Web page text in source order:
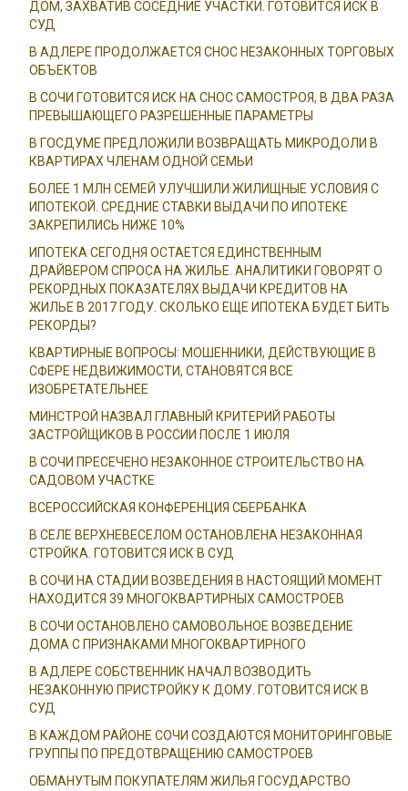
ДОМ, ЗАХВАТИВ СОСЕДНИЕ УЧАСТКИ. ГОТОВИТСЯ ИСК В
СУД
В АДЛЕРЕ ПРОДОЛЖАЕТСЯ СНОС НЕЗАКОННЫХ ТОРГОВЫХ
ОБЪЕКТОВ
В СОЧИ ГОТОВИТСЯ ИСК НА СНОС САМОСТРОЯ, В ДВА РАЗА
ПРЕВЫШАЮЩЕГО РАЗРЕШЕННЫЕ ПАРАМЕТРЫ
В ГОСДУМЕ ПРЕДЛОЖИЛИ ВОЗВРАЩАТЬ МИКРОДОЛИ В
КВАРТИРАХ ЧЛЕНАМ ОДНОЙ СЕМЬИ
БОЛЕЕ 1 МЛН СЕМЕЙ УЛУЧШИЛИ ЖИЛИЩНЫЕ УСЛОВИЯ С
ИПОТЕКОЙ. СРЕДНИЕ СТАВКИ ВЫДАЧИ ПО ИПОТЕКЕ
ЗАКРЕПИЛИСЬ НИЖЕ 10%
ИПОТЕКА СЕГОДНЯ ОСТАЕТСЯ ЕДИНСТВЕННЫМ
ДРАЙВЕРОМ СПРОСА НА ЖИЛЬЕ. АНАЛИТИКИ ГОВОРЯТ О
РЕКОРДНЫХ ПОКАЗАТЕЛЯХ ВЫДАЧИ КРЕДИТОВ НА
ЖИЛЬЕ В 2017 ГОДУ. СКОЛЬКО ЕЩЕ ИПОТЕКА БУДЕТ БИТЬ
РЕКОРДЫ?
КВАРТИРНЫЕ ВОПРОСЫ: МОШЕННИКИ, ДЕЙСТВУЮЩИЕ В
СФЕРЕ НЕДВИЖИМОСТИ, СТАНОВЯТСЯ ВСЕ
ИЗОБРЕТАТЕЛЬНЕЕ
МИНСТРОЙ НАЗВАЛ ГЛАВНЫЙ КРИТЕРИЙ РАБОТЫ
ЗАСТРОЙЩИКОВ В РОССИИ ПОСЛЕ 1 ИЮЛЯ
В СОЧИ ПРЕСЕЧЕНО НЕЗАКОННОЕ СТРОИТЕЛЬСТВО НА
САДОВОМ УЧАСТКЕ
ВСЕРОССИЙСКАЯ КОНФЕРЕНЦИЯ СБЕРБАНКА
В СЕЛЕ ВЕРХНЕВЕСЕЛОМ ОСТАНОВЛЕНА НЕЗАКОННАЯ
СТРОЙКА. ГОТОВИТСЯ ИСК В СУД
В СОЧИ НА СТАДИИ ВОЗВЕДЕНИЯ В НАСТОЯЩИЙ МОМЕНТ
НАХОДИТСЯ 39 МНОГОКВАРТИРНЫХ САМОСТРОЕВ
В СОЧИ ОСТАНОВЛЕНО САМОВОЛЬНОЕ ВОЗВЕДЕНИЕ
ДОМА С ПРИЗНАКАМИ МНОГОКВАРТИРНОГО
В АДЛЕРЕ СОБСТВЕННИК НАЧАЛ ВОЗВОДИТЬ
НЕЗАКОННУЮ ПРИСТРОЙКУ К ДОМУ. ГОТОВИТСЯ ИСК В
СУД
В КАЖДОМ РАЙОНЕ СОЧИ СОЗДАЮТСЯ МОНИТОРИНГОВЫЕ
ГРУППЫ ПО ПРЕДОТВРАЩЕНИЮ САМОСТРОЕВ
ОБМАНУТЫМ ПОКУПАТЕЛЯМ ЖИЛЬЯ ГОСУДАРСТВО